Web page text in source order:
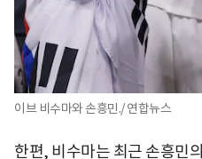
이브 비수마와 손흥민./ 연합뉴스
한편, 비수마는 최근 손흥민